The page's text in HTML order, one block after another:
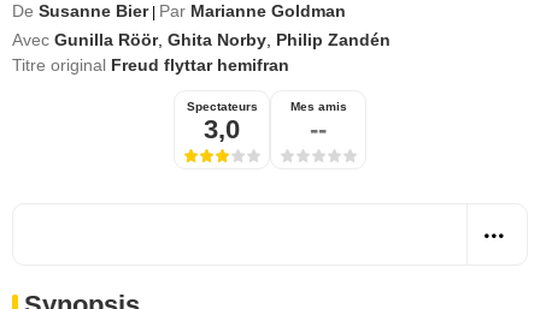
De Susanne Bier Par Marianne Goldman
Avec Gunilla Röör, Ghita Norby Philip Zandén
Titre original Freud flyttar hemifran
Spectateurs
3,0
Mes amis
--